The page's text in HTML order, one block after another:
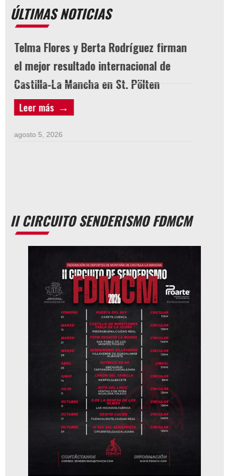
ÚLTIMAS NOTICIAS
Telma Flores y Berta Rodríguez firman
el mejor resultado internacional de
Castilla-La Mancha en St. Pölten
agosto 5, 2026
Leer más
II CIRCUITO SENDERISMO FDMCM